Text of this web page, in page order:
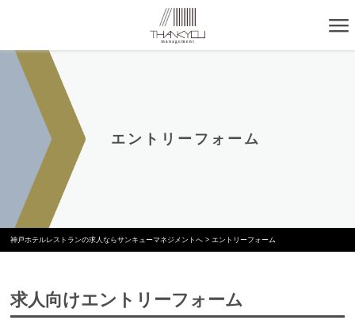
エントリーフォーム
神戸ホテルレストランの求人ならサンキューマネジメントへ > エントリーフォーム
求人向けエントリーフォーム